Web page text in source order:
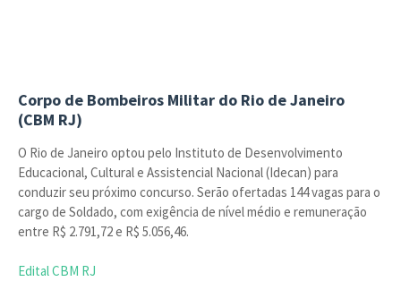
Corpo de Bombeiros Militar do Rio de Janeiro
(CBM RJ)
O Rio de Janeiro optou pelo Instituto de Desenvolvimento
Educacional, Cultural e Assistencial Nacional (Idecan) para
conduzir seu próximo concurso. Serão ofertadas 144 vagas para o
cargo de Soldado, com exigência de nível médio e remuneração
entre R$ 2.791,72 e R$ 5.056,46.
Edital CBM RJ